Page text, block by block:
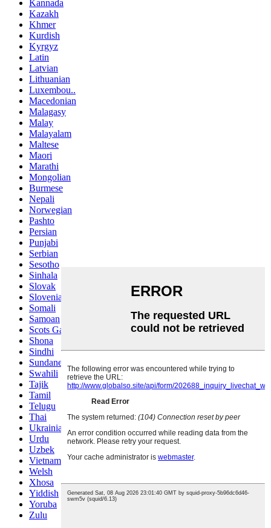
Kannada
Kazakh
Khmer
Kurdish
Kyrgyz
Latin
Latvian
Lithuanian
Luxembou..
Macedonian
Malagasy
Malay
Malayalam
Maltese
Maori
Marathi
Mongolian
Burmese
Nepali
Norwegian
Pashto
Persian
Punjabi
Serbian
Sesotho
Sinhala
Slovak
Slovenian
Somali
Samoan
Scots Gaelic
Shona
Sindhi
Sundanese
Swahili
Tajik
Tamil
Telugu
Thai
Ukrainian
Urdu
Uzbek
Vietnamese
Welsh
Xhosa
Yiddish
Yoruba
Zulu